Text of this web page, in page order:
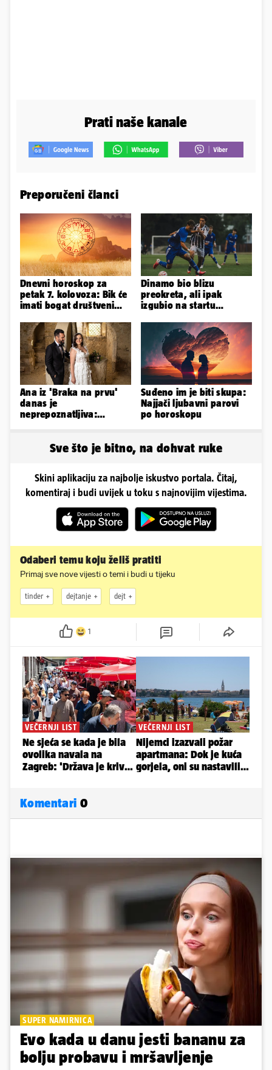
Prati naše kanale
Preporučeni članci
Dnevni horoskop za
petak 7. kolovoza: Bik će
imati bogat društveni
Dinamo bio blizu
preokreta, ali ipak
izgubio na startu
Ana iz 'Braka na prvu'
danas je
neprepoznatljiva:
Suđeno im je biti skupa:
Najjači ljubavni parovi
po horoskopu
Sve što je bitno, na dohvat ruke
Skini aplikaciju za najbolje iskustvo portala. Čitaj,
komentiraj i budi uvijek u toku s najnovijim vijestima.
Odaberi temu koju želiš pratiti
Primaj sve nove vijesti o temi i budi u tijeku
tinder dejtanje dejt
1
Komentari 0
SUPER NAMIRNICA
Evo kada u danu jesti bananu za
bolju probavu i mršavljenje